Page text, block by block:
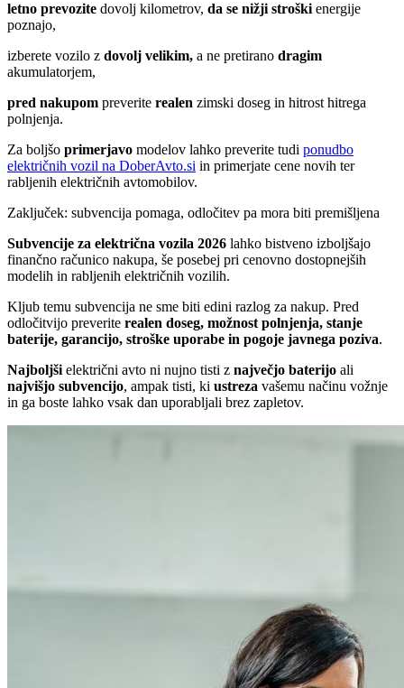
letno prevozite dovolj kilometrov, da se nižji stroškienergije
poznajo,
izberete vozilo z dovolj velikim, a ne pretirano dragim
akumulatorjem,
pred nakupom preverite realen zimski doseg in hitrost hitrega
polnjenja.
Za boljšo primerjavo modelov lahko preverite tudi ponudbo
električnih vozil na DoberAvto.si in primerjate cene novih ter
rabljenih električnih avtomobilov.
Zaključek: subvencija pomaga, odločitev pa mora biti premišljena
Subvencije za električna vozila 2026 lahko bistveno izboljšajo
finančno računico nakupa, še posebej pri cenovno dostopnejših
modelih in rabljenih električnih vozilih.
Kljub temu subvencija ne sme biti edini razlog za nakup. Pred
odločitvijo preverite realen doseg, možnost polnjenja, stanje
baterije, garancijo, stroške uporabe in pogoje javnega poziva.
Najboljšielektrični avto ni nujno tisti z največjo baterijo ali
najvišjo subvencijo, ampak tisti, ki ustreza vašemu načinu vožnje
in ga boste lahko vsak dan uporabljali brez zapletov.